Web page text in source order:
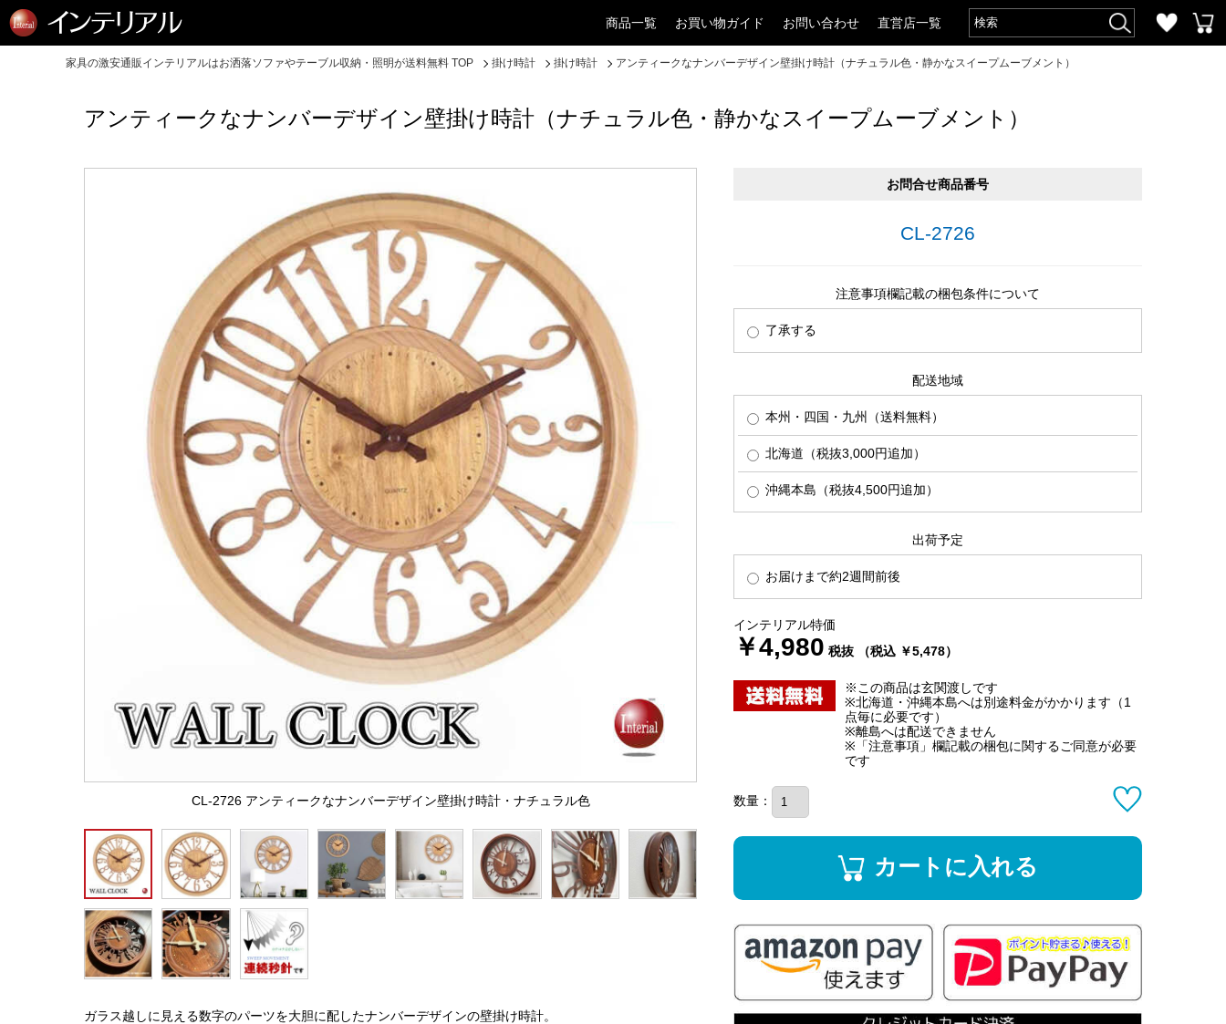
商品一覧 お買い物ガイド お問い合わせ 直営店一覧
家具の激安通販インテリアルはお洒落ソファやテーブル収納・照明が送料無料 TOP 掛け時計 掛け時計 アンティークなナンバーデザイン壁掛け時計（ナチュラル色・静かなスイープムーブメント）
アンティークなナンバーデザイン壁掛け時計（ナチュラル色・静かなスイープムーブメント）
CL-2726 アンティークなナンバーデザイン壁掛け時計・ナチュラル色
ガラス越しに見える数字のパーツを大胆に配したナンバーデザインの壁掛け時計。
お問合せ商品番号
CL-2726
注意事項欄記載の梱包条件について
了承する
配送地域
本州・四国・九州（送料無料）
北海道（税抜3,000円追加）
沖縄本島（税抜4,500円追加）
出荷予定
お届けまで約2週間前後
インテリアル特価
￥4,980 税抜 （税込 ￥5,478）
※この商品は玄関渡しです
※北海道・沖縄本島へは別途料金がかかります（1
点毎に必要です）
※離島へは配送できません
※「注意事項」欄記載の梱包に関するご同意が必要
です
数量：
カートに入れる